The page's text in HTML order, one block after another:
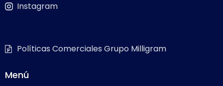
Instagram
Políticas Comerciales Grupo Milligram
Menú